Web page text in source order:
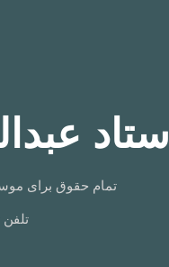
استاد
تمام حقوق برای
تلفن